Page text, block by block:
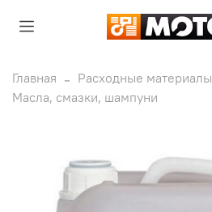
Главная
Расходные материалы
Масла, смазки, шампуни